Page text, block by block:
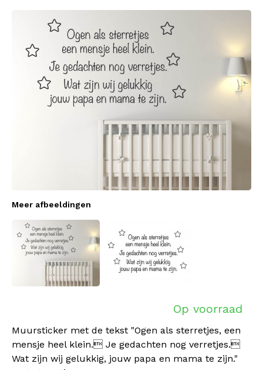
Meer afbeeldingen
Op voorraad
Muursticker met de tekst "Ogen als sterretjes, een
mensje heel klein. Je gedachten nog verretjes.
Wat zijn wij gelukkig, jouw papa en mama te zijn."